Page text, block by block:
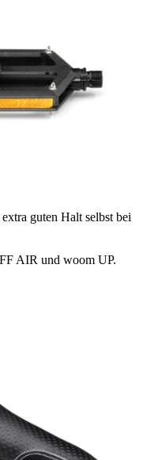
guten Halt selbst bei
AIR und woom UP.